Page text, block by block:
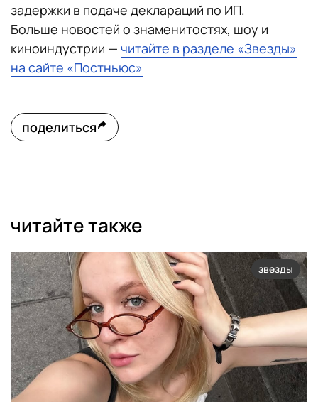
задержки в подаче деклараций по ИП.
Больше новостей о знаменитостях, шоу и
киноиндустрии — читайте в разделе «Звезды»
на сайте «Постньюс»
поделиться
читайте также
звезды